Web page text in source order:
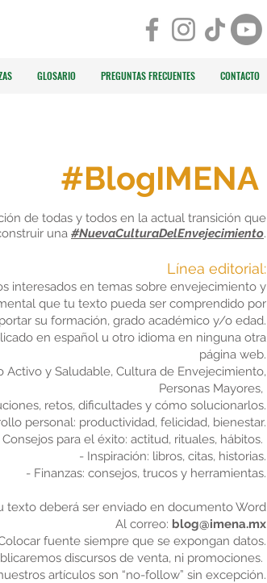
GLOSARIO PREGUNTAS FRECUENTES CONTACTO
#BlogIMENA
de todas y todos en la actual transición que
una #NuevaCulturaDelEnvejecimiento.
Línea editorial:
interesados en temas sobre envejecimiento y
que tu texto pueda ser comprendido por
su formación, grado académico y/o edad.
en español u otro idioma en ninguna otra
página web.
y Saludable, Cultura de Envejecimiento,
Personas Mayores,
retos, dificultades y cómo solucionarlos.
personal: productividad, felicidad, bienestar.
Consejos para el éxito: actitud, rituales, hábitos.
- Inspiración: libros, citas, historias.
- Finanzas: consejos, trucos y herramientas.
texto deberá ser enviado en documento Word
Al correo: blog@imena.mx
fuente siempre que se expongan datos.
discursos de venta, ni promociones.
artículos son “no-follow” sin excepción.